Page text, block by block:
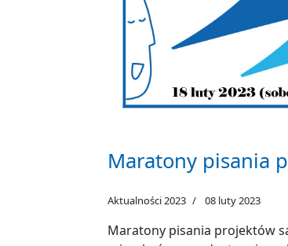
Maratony pisania
Aktualności 2023 08 luty 2023
Maratony pisania projektów